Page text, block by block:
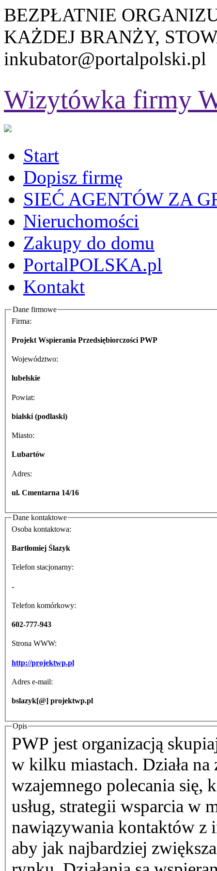
BEZPŁATNIE
KAŻDEJ BRANŻY,
inkubator@portalpolski.pl
Wizytówka firmy
Start
Dopisz firmę
SIEĆ AGENTÓW ZA
Nieruchomości
Zakupy do domu
PortalPOLSKA.pl
Kontakt
Dane firmowe
Firma:
Projekt Wspierania Przedsiębiorczości PWP
Województwo:
lubelskie
Powiat:
bialski (podlaski)
Miasto:
Lubartów
Adres:
ul. Cmentarna 14/16
Dane kontaktowe
Osoba kontaktowa:
Bartłomiej Ślazyk
Telefon stacjonarny:
-
Telefon komórkowy:
602-777-943
Strona WWW:
http://projektwp.pl
Adres e-mail:
bslazyk[@] projektwp.pl
Opis
PWP jest organizacją
w kilku miastach. Działa na
wzajemnego polecania się,
usług, strategii wsparcia w
nawiązywania kontaktów z
aby jak najbardziej